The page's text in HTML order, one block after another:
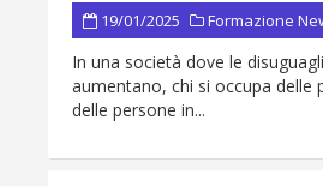
19/01/2025 Formazione
In una società dove le
aumentano, chi si occupa delle
delle persone in...